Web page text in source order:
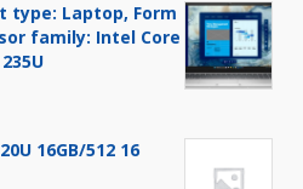
type: Laptop, Form
family: Intel Core
16GB/512 16